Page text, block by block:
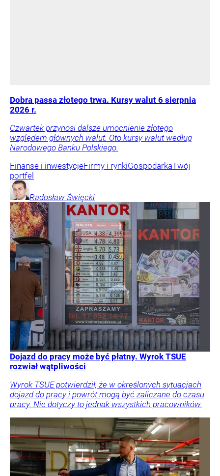
Dobra passa złotego trwa. Kursy walut 6 sierpnia
2026 r.
Czwartek przynosi dalsze umocnienie złotego
względem głównych walut. Oto kursy walut według
Narodowego Banku Polskiego.
Finanse i inwestycjeFirmy i rynkiGospodarkaTwój
portfel
Radosław Święcki
Dojazd do pracy może być płatny. Wyrok TSUE
rozwiał wątpliwości
Wyrok TSUE potwierdził, że w określonych sytuacjach
dojazd do pracy i powrót mogą być zaliczane do czasu
pracy. Nie dotyczy to jednak wszystkich pracowników.